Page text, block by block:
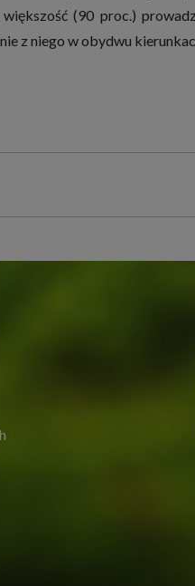
(90 proc.)
z niego w obydwu